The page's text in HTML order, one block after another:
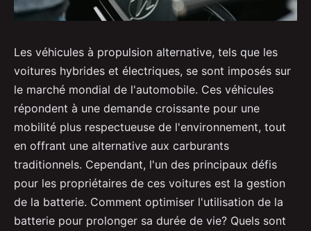
Les véhicules à propulsion alternative, tels que les
voitures hybrides et électriques, se sont imposés sur
le marché mondial de l'automobile. Ces véhicules
répondent à une demande croissante pour une
mobilité plus respectueuse de l'environnement, tout
en offrant une alternative aux carburants
traditionnels. Cependant, l'un des principaux défis
pour les propriétaires de ces voitures est la gestion
de la batterie. Comment optimiser l'utilisation de la
batterie pour prolonger sa durée de vie? Quels sont